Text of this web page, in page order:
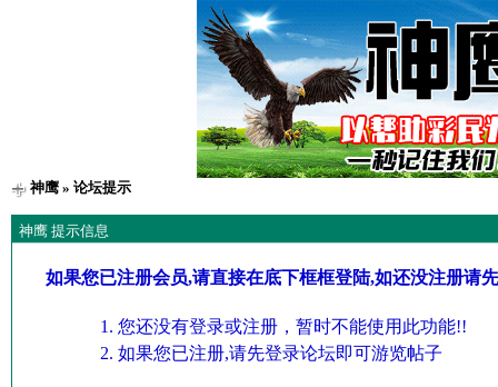
神鹰» 论坛提示
神鹰 提示信息
如果您已注册会员,请直接在底下框框登陆,如还没注册请
您还没有登录或注册，暂时不能使用此功能!!
如果您已注册,请先登录论坛即可游览帖子